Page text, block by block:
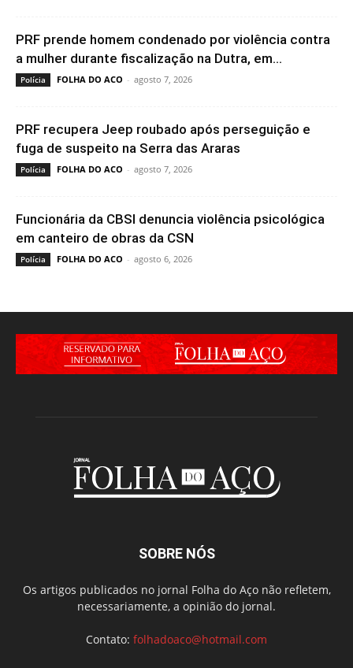
PRF prende homem condenado por violência contra
a mulher durante fiscalização na Dutra, em...
Polícia FOLHA DO ACO - agosto 7, 2026
PRF recupera Jeep roubado após perseguição e
fuga de suspeito na Serra das Araras
Polícia FOLHA DO ACO - agosto 7, 2026
Funcionária da CBSI denuncia violência psicológica
em canteiro de obras da CSN
Polícia FOLHA DO ACO - agosto 6, 2026
SOBRE NÓS
Os artigos publicados no jornal Folha do Aço não refletem,
necessariamente, a opinião do jornal.
Contato: folhadoaco@hotmail.com